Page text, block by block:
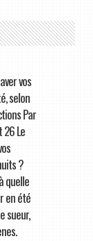
vos
selon
Par
26 Le
?
quelle
en été
sueur,